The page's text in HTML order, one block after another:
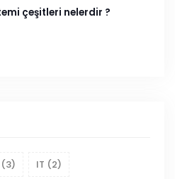
çeşitleri nelerdir ?
(3) IT (2)